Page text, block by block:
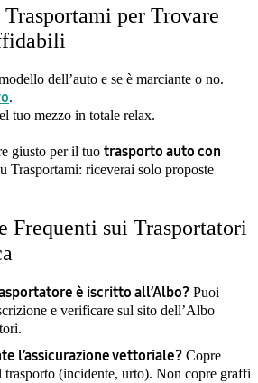
per Trovare
dell’auto e se è marciante o no.
.
tuo mezzo in totale relax.
giusto per il tuo trasporto auto con
Trasportami: riceverai solo proposte
Frequenti sui Trasportatori
è iscritto all’Albo? Puoi
e verificare sul sito dell’Albo
l’assicurazione vettoriale? Copre
(incidente, urto). Non copre graffi